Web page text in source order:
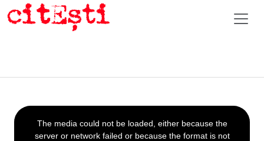
This
is
a
The media could not be loaded, either because the
server or network failed or because the format is not